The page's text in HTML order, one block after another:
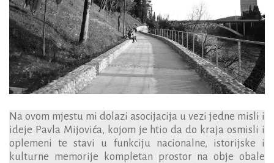
Na ovom mjestu mi dolazi asocijacija u vezi jedne misli i
ideje Pavla Mijovića, kojom je htio da do kraja osmisli i
oplemeni te stavi u funkciju nacionalne, istorijske i
kulturne memorije kompletan prostor na obje obale